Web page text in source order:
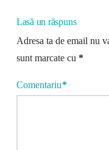
Lasă un răspuns
Adresa ta de email nu
sunt marcate cu *
Comentariu*